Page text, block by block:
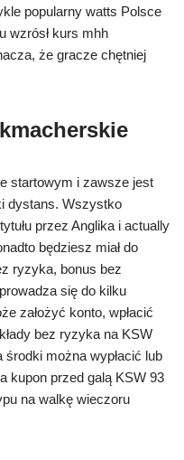
popularny watts Polsce
wzrósł kurs mhh
że gracze chętniej
startowym i zawsze jest
dystans. Wszystko
przez Anglika i actually
będziesz miał do
ryzyka, bonus bez
się do kilku
założyć konto, wpłacić
bez ryzyka na KSW
można wypłacić lub
kupon przed galą KSW 93
na walkę wieczoru